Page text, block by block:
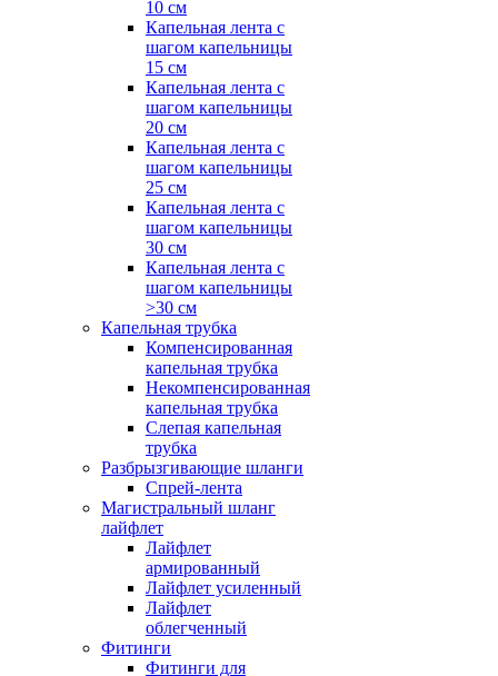
10 см
Капельная лента с
шагом капельницы
15 см
Капельная лента с
шагом капельницы
20 см
Капельная лента с
шагом капельницы
25 см
Капельная лента с
шагом капельницы
30 см
Капельная лента с
шагом капельницы
>30 см
Капельная трубка
Компенсированная
капельная трубка
Некомпенсированная
капельная трубка
Слепая капельная
трубка
Разбрызгивающие шланги
Спрей-лента
Магистральный шланг
лайфлет
Лайфлет
армированный
Лайфлет усиленный
Лайфлет
облегченный
Фитинги
Фитинги для